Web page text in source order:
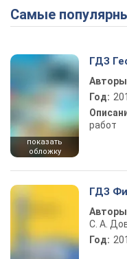
Самые
показать
обложку
ГДЗ
Год:
работ
ГДЗ
С. А.
Год: